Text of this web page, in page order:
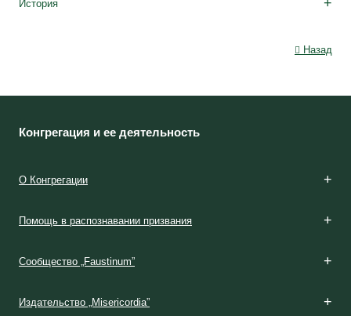
История
Назад
Конгрегация и ее деятельность
О Конгрегации
Помощь в распознавании призвания
Сообщество „Faustinum”
Издательство „Misericordia”